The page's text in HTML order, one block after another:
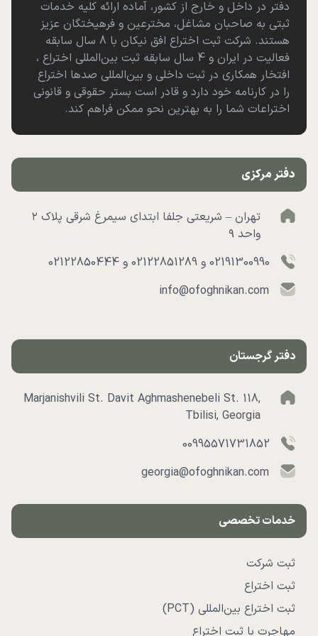
دفتر در داخل و خارج از کشور، آماده ارائه کلیه خدمات
ثبتی به صاحبان مشاغل، مخترعین و فرهیختگان عزیز
هستند. شرکت ثبت اختراع افق نیکان با 8 سال سابقه
فعالیت در ایران و 4 سال سابقه ثبت بین‌المللی اختراع ،
افتخار همکاری در ثبت داخلی و بین‌المللی صدها اختراع
را در کارنامه خود دارد و قادر است بستر حقوقی و قانونی
اختراعات شما را به بهترین نحو ممکن فراهم کند.
دفتر مرکزی
تهران – شریعتی جلفا ابتدای سیمرغ شرقی پلاک ۲
واحد ۹
02191300990 و 02122851289 و 02122850444
info@ofoghnikan.com
دفتر گرجستان
Marjanishvili St. Davit Aghmashenebeli St. 118,
Tbilisi, Georgia
00995571731852
georgia@ofoghnikan.com
خدمات تخصصی
ثبت شرکت
ثبت اختراع
ثبت اختراع بین‌المللی (PCT)
مهاجرت با ثبت اختراع